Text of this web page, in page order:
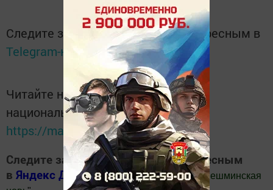
Следите за самым важным и интересным в
Telegram-канале
Татмедиа
Читайте новости Татарстана в
национальном мессенджере MАХ:
https://max.ru/tatmedia
Следите за самым важным и интересным
в Яндекс Дзени Телеграм канале"Шешминская